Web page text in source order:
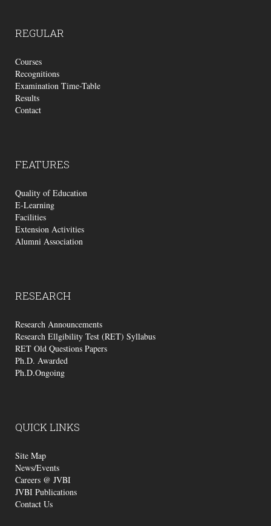
REGULAR
Courses
Recognitions
Examination Time-Table
Results
Contact
FEATURES
Quality of Education
E-Learning
Facilities
Extension Activities
Alumni Association
RESEARCH
Research Announcements
Research Ellgibility Test (RET) Syllabus
RET Old Questions Papers
Ph.D. Awarded
Ph.D.Ongoing
QUICKLINKS
Site Map
News/Events
Careers @ JVBI
JVBI Publications
Contact Us